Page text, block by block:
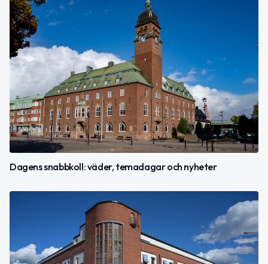
Dagens snabbkoll: väder, temadagar och nyheter